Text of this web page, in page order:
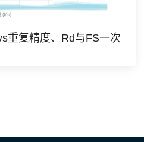
重复精度、Rd与FS一次